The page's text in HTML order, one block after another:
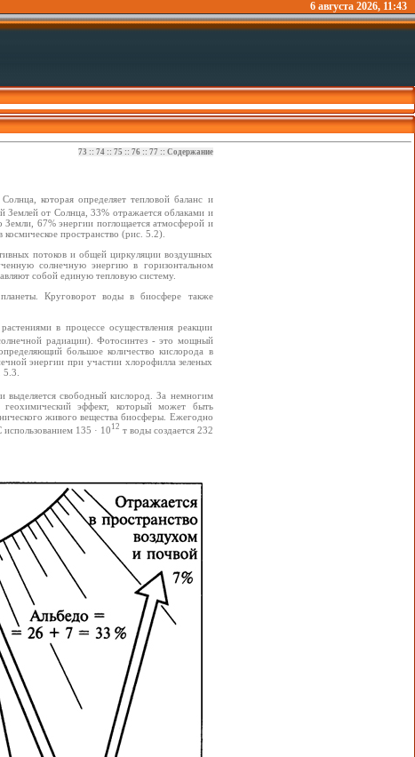
6 августа 2026, 11:43
73 :: 74:: 75 :: 76 :: 77:: Содержание
которая определяет тепловой баланс и
от Солнца, 33% отражается облаками и
67% энергии поглощается атмосферой и
пространство (рис. 5.2).
потоков и общей циркуляции воздушных
солнечную энергию в горизонтальном
собой единую тепловую систему.
Круговорот воды в биосфере также
в процессе осуществления реакции
радиации). Фотосинтез - это мощный
большое количество кислорода в
энергии при участии хлорофилла зеленых
выделяется свободный кислород. За немногим
эффект, который может быть
живого вещества биосферы. Ежегодно
использованием 135 · 1012 т воды создается 232